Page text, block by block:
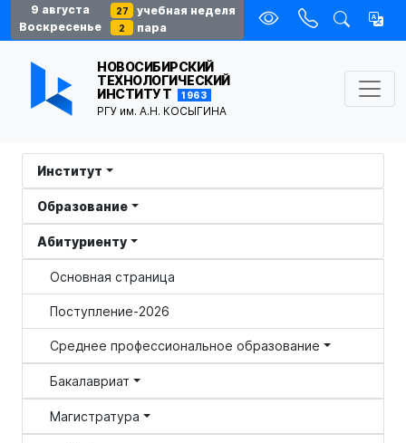
9 августа 27
учебная неделя
Воскресенье
2 пара
НОВОСИБИРСКИЙ
ТЕХНОЛОГИЧЕСКИЙ
ИНСТИТУТ
1963
РГУ им. А.Н. КОСЫГИНА
Институт
Образование
Абитуриенту
Основная страница
Поступление-2026
Среднее профессиональное образование
Бакалавриат
Магистратура